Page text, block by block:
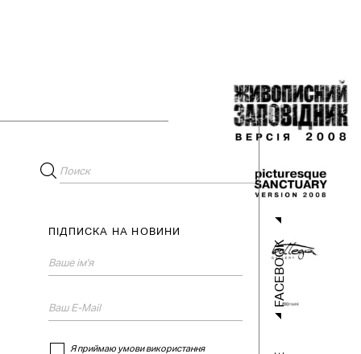
ПІДПИСКА НА НОВИНИ
Я приймаю умови використання
FACEBOOK